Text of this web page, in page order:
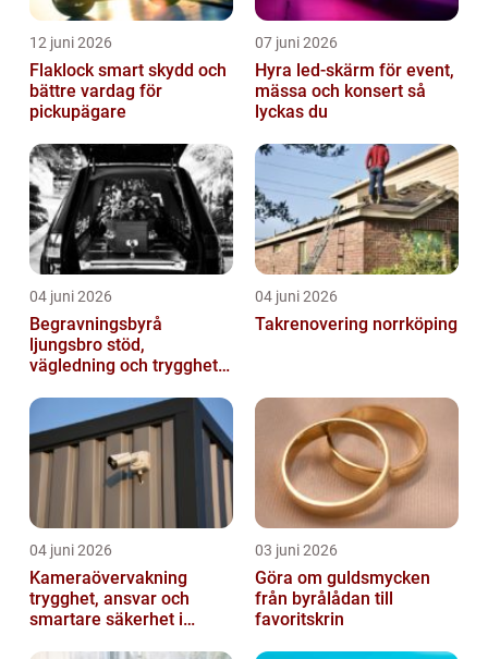
12 juni 2026
Flaklock smart skydd och
bättre vardag för
pickupägare
07 juni 2026
Hyra led-skärm för event,
mässa och konsert så
lyckas du
04 juni 2026
Begravningsbyrå
ljungsbro stöd,
vägledning och trygghet
04 juni 2026
Takrenovering norrköping
04 juni 2026
Kameraövervakning
trygghet, ansvar och
smartare säkerhet i
03 juni 2026
Göra om guldsmycken
från byrålådan till
favoritskrin